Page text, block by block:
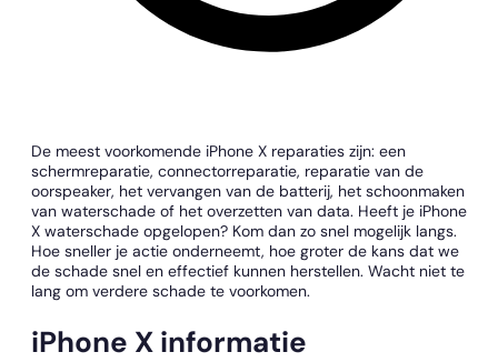
De meest voorkomende iPhone X reparaties zijn: een
schermreparatie, connectorreparatie, reparatie van de
oorspeaker, het vervangen van de batterij, het schoonmaken
van waterschade of het overzetten van data. Heeft je iPhone
X waterschade opgelopen? Kom dan zo snel mogelijk langs.
Hoe sneller je actie onderneemt, hoe groter de kans dat we
de schade snel en effectief kunnen herstellen. Wacht niet te
lang om verdere schade te voorkomen.
iPhone X informatie